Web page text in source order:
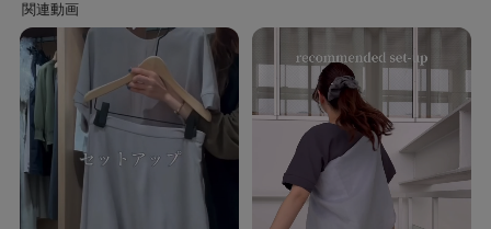
【素材感】
清涼感を身にまとうキレイめな素材。
特殊な撚糸をして織り上げシワ感を施しています。
心地の良い素材感、またクセになるストレッチ感を持ち合せ、快適な着心地
に仕上げています。
接触冷感、イージーケア、UVカット、はっ水（水をはじきやすい）、遮熱性